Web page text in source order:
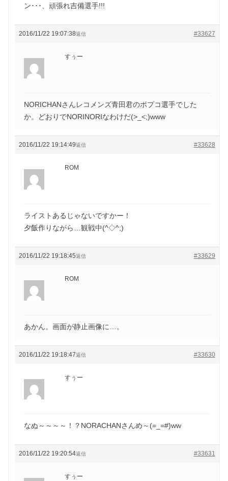
ン･･･、頑張れ吉備選手!!!
2016/11/22 19:07:38 #33627
返信
すぅー
NORICHANさんレコメンズ青田君のポプコ選手でした
か。どおりでNORINORIなわけだ(>_<;)www
2016/11/22 19:14:49 #33628
返信
ROM
ライストあるじゃないですかー！
夕飯作りながら…観戦中(^◇^;)
2016/11/22 19:18:45 #33629
返信
ROM
あかん。画面が静止画像に…。
2016/11/22 19:18:47 #33630
返信
すぅー
なぬ～～～～！？NORACHANさんめ～(=_=#)ww
2016/11/22 19:20:54 #33631
返信
すぅー